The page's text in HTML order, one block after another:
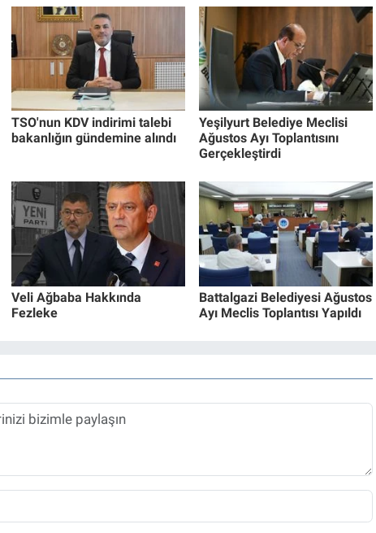
TSO'nun KDV indirimi talebi
bakanlığın gündemine alındı
Yeşilyurt Belediye Meclisi
Ağustos Ayı Toplantısını
Gerçekleştirdi
Veli Ağbaba Hakkında
Fezleke
Battalgazi Belediyesi Ağustos
Ayı Meclis Toplantısı Yapıldı